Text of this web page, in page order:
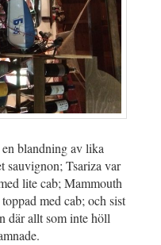
blandning av lika
sauvignon; Tsariza var
lite cab; Mammouth
med cab; och sist
där allt som inte höll